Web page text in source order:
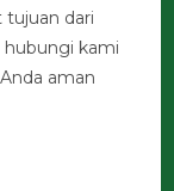
dari
hubungi kami
aman